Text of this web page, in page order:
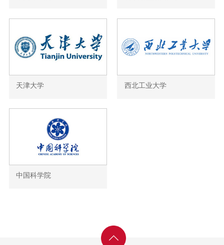
天津大学 西北工业大学
中国科学院